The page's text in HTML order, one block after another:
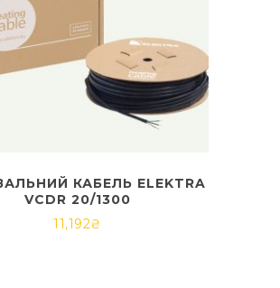
КАБЕЛЬ ELEKTRA
VCDR 20/1300
11,192₴